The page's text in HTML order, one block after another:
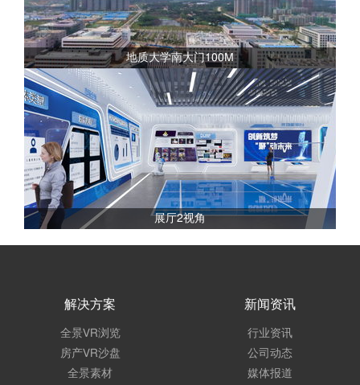
地质大学南大门100M
展厅2视角
解决方案
全景VR浏览
房产VR沙盘
全景素材
新闻资讯
行业资讯
公司动态
媒体报道